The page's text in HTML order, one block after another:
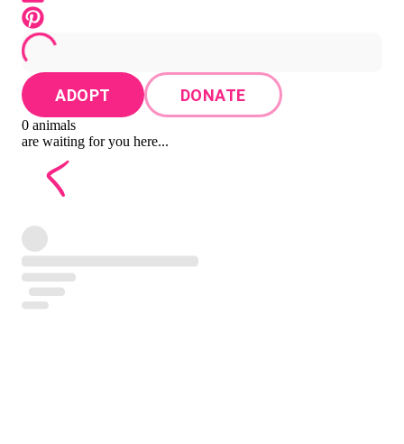
ADOPT DONATE
0 animals
are waiting for you here...